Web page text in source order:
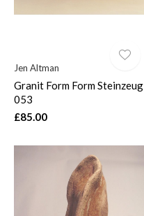
Jen Altman
Granit Form Form Steinzeug
053
£85.00